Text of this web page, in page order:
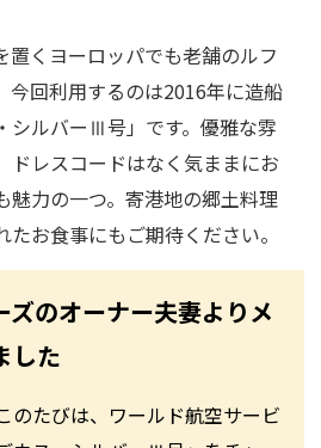
置くヨーロッパでも老舗のルフ
今回利用するのは2016年に造船
シルバーⅢ号」です。優雅な雰
ドレスコードはなく気ままにお
魅力の一つ。寄港地の郷土料理
お食事にもご期待ください。
ズのオーナー夫妻よりメ
した
のたびは、ワールド航空サービ